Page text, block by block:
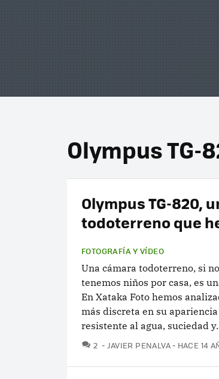
Olympus TG-
Olympus TG-820,
todoterreno que
FOTOGRAFÍA Y VÍDEO
Una cámara todoterreno, si
tenemos niños por casa, es
En Xataka Foto hemos
más discreta en su
resistente al agua, suciedad
2 COMENTARIOS
JAVIER PENALVA HACE 14